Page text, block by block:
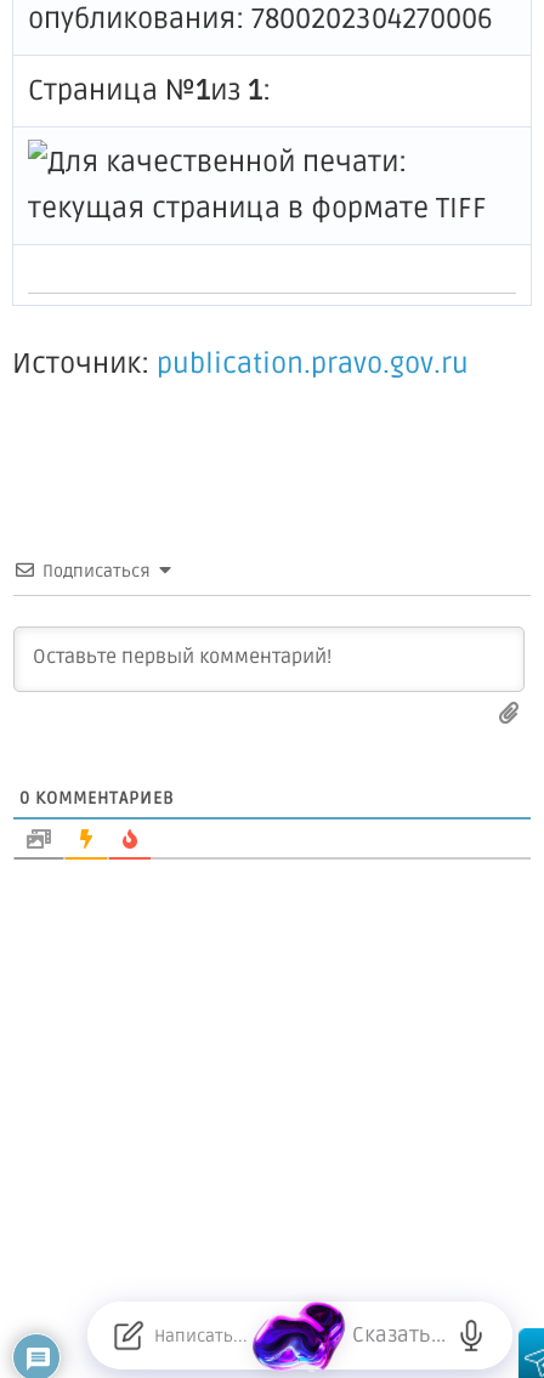
опубликования: 7800202304270006
Страница №1из 1:
Источник: publication.pravo.gov.ru
Подписаться
0 КОММЕНТАРИЕВ
Сказать...